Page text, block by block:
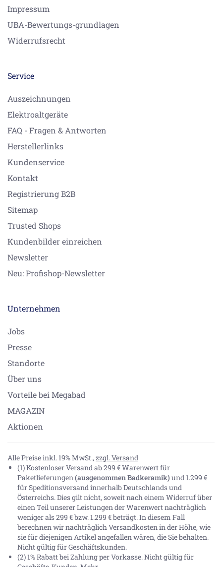
Impressum
UBA-Bewertungs-grundlagen
Widerrufsrecht
Service
Auszeichnungen
Elektroaltgeräte
FAQ - Fragen & Antworten
Herstellerlinks
Kundenservice
Kontakt
Registrierung B2B
Sitemap
Trusted Shops
Kundenbilder einreichen
Newsletter
Neu: Profishop-Newsletter
Unternehmen
Jobs
Presse
Standorte
Über uns
Vorteile bei Megabad
MAGAZIN
Aktionen
Alle Preise inkl. 19% MwSt., zzgl. Versand
(1) Kostenloser Versand ab 299 € Warenwert für
Paketlieferungen(ausgenommen Badkeramik) und 1.299 €
für Speditionsversand innerhalb Deutschlands und
Österreichs. Dies gilt nicht, soweit nach einem Widerruf über
einen Teil unserer Leistungen der Warenwert nachträglich
weniger als 299 € bzw. 1.299 € beträgt. In diesem Fall
berechnen wir nachträglich Versandkosten in der Höhe, wie
sie für diejenigen Artikel angefallen wären, die Sie behalten.
Nicht gültig für Geschäftskunden.
(2) 1% Rabatt bei Zahlung per Vorkasse. Nicht gültig für